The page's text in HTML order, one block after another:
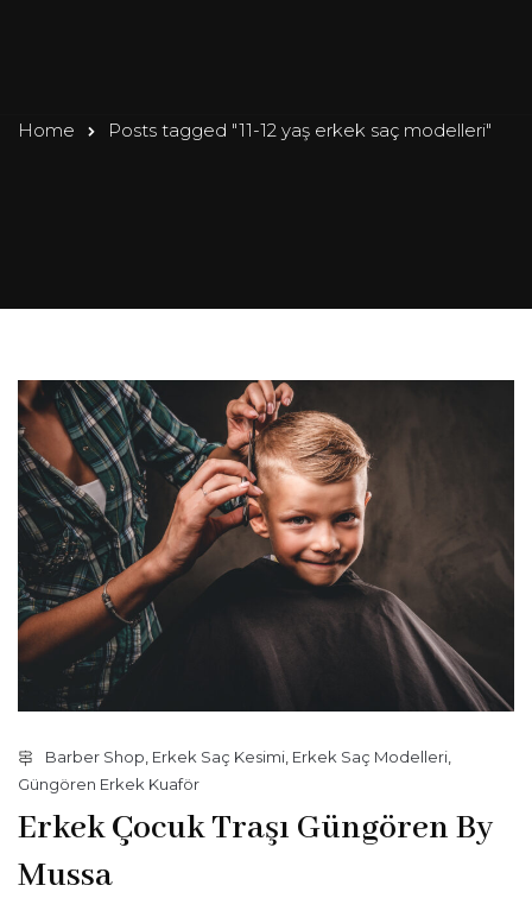
Home Posts tagged "11-12 yaş erkek saç modelleri"
Barber Shop Erkek Saç Kesimi Erkek Saç Modelleri
Güngören Erkek Kuaför
Erkek Çocuk Traşı Güngören By
Mussa